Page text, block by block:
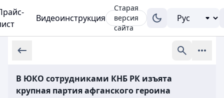
Видеоинструкция
Старая
версия
сайта
В ЮКО сотрудниками КНБ РК изъята
крупная партия афганского героина